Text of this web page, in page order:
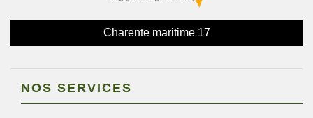
Charente maritime 17
NOS SERVICES